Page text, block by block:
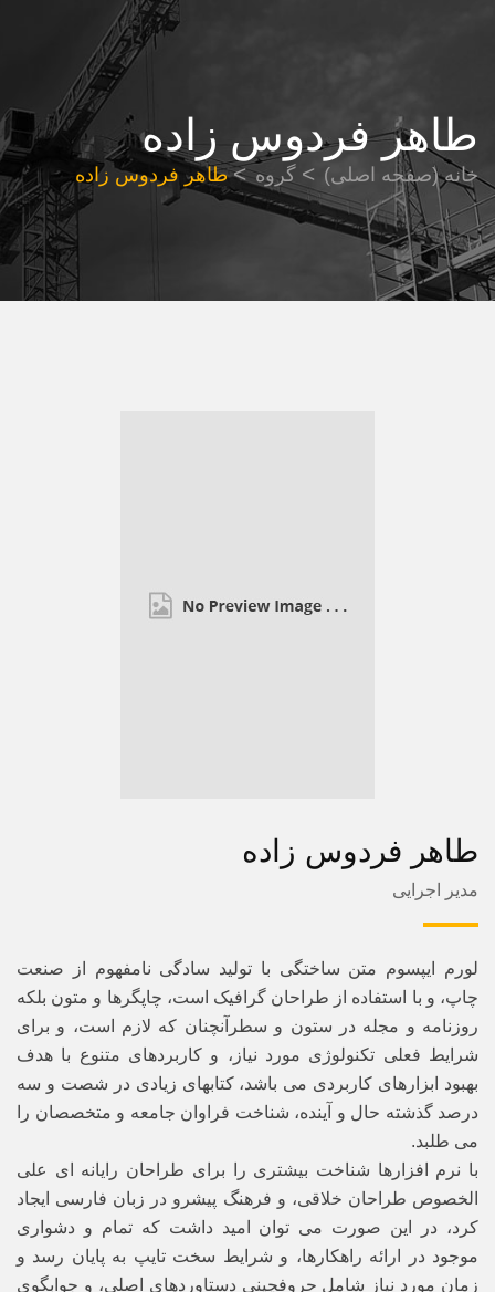
طاهر فردوس زاده
خانه (صفحه اصلی) گروه طاهر فردوس زاده
طاهر فردوس زاده
مدیر اجرایی
لورم ایپسوم متن ساختگی با تولید سادگی نامفهوم از صنعت
چاپ، و با استفاده از طراحان گرافیک است، چاپگرها و متون بلکه
روزنامه و مجله در ستون و سطرآنچنان که لازم است، و برای
شرایط فعلی تکنولوژی مورد نیاز، و کاربردهای متنوع با هدف
بهبود ابزارهای کاربردی می باشد، کتابهای زیادی در شصت و سه
درصد گذشته حال و آینده، شناخت فراوان جامعه و متخصصان را
می طلبد.
با نرم افزارها شناخت بیشتری را برای طراحان رایانه ای علی
الخصوص طراحان خلاقی، و فرهنگ پیشرو در زبان فارسی ایجاد
کرد، در این صورت می توان امید داشت که تمام و دشواری
موجود در ارائه راهکارها، و شرایط سخت تایپ به پایان رسد و
زمان مورد نیاز شامل حروفچینی دستاوردهای اصلی، و جوابگوی